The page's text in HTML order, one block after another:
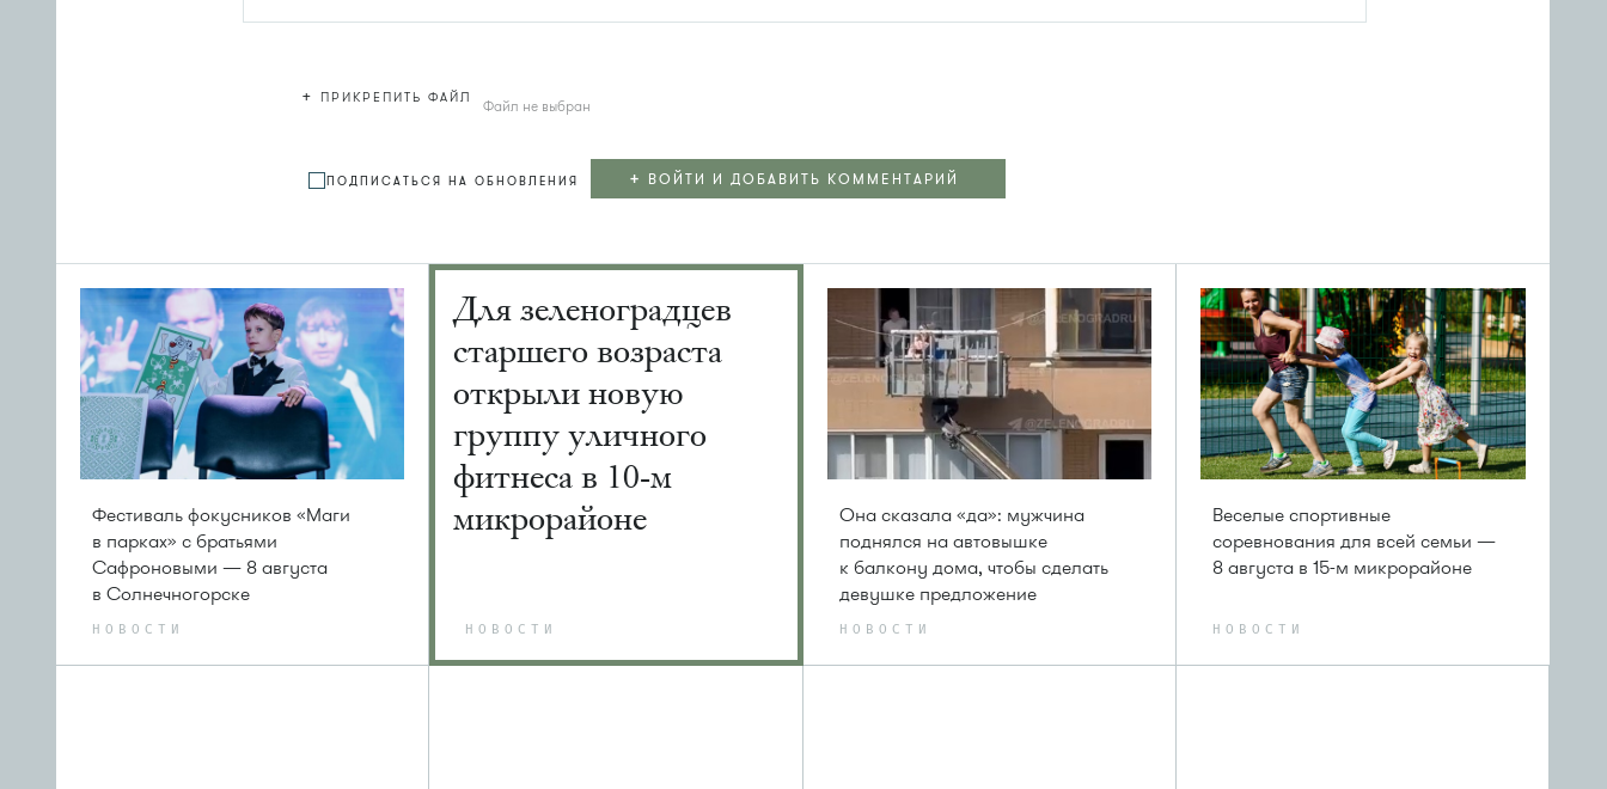
+ ПРИКРЕПИТЬ ФАЙЛ Файл не выбран
ПОДПИСАТЬСЯ НА ОБНОВЛЕНИЯ + ВОЙТИ И ДОБАВИТЬ КОММЕНТАРИЙ
Фестиваль фокусников «Маги
в парках» с братьями
Сафроновыми — 8 августа
в Солнечногорске
НОВОСТИ
Для зеленоградцев
старшего возраста
открыли новую
группу уличного
фитнеса в 10-м
микрорайоне
НОВОСТИ
Она сказала «да»: мужчина
поднялся на автовышке
к балкону дома, чтобы сделать
девушке предложение
НОВОСТИ
Веселые спортивные
соревнования для всей семьи —
8 августа в 15-м микрорайоне
НОВОСТИ